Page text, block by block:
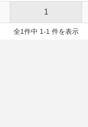
1
全1件中 1-1 件を表示